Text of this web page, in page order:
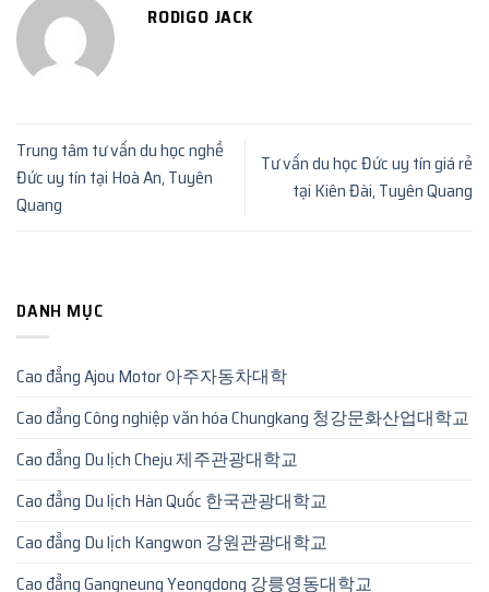
RODIGO JACK
Trung tâm tư vấn du học nghề
Đức uy tín tại Hoà An, Tuyên
Quang
Tư vấn du học Đức uy tín giá rẻ
tại Kiên Đài, Tuyên Quang
DANH MỤC
Cao đẳng Ajou Motor 아주자동차대학
Cao đẳng Công nghiệp văn hóa Chungkang 청강문화산업대학교
Cao đẳng Du lịch Cheju 제주관광대학교
Cao đẳng Du lịch Hàn Quốc 한국관광대학교
Cao đẳng Du lịch Kangwon 강원관광대학교
Cao đẳng Gangneung Yeongdong 강릉영동대학교